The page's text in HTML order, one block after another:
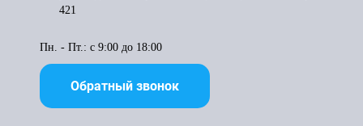
421
Пн. - Пт.: с 9:00 до 18:00
Обратный звонок